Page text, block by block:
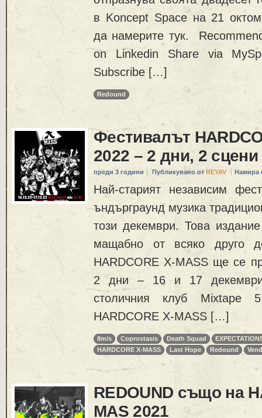
в Koncept Space на 21
да намерите тук.
on Linkedin Share via
Subscribe […]
Redound
Фестивалът
2022 – 2 дни, 2 сцени
преди 3 години Публикувано от REYAV Намира
Най-старият независим
ъндърграунд музика
този декември. Това
мащабно от всяко друго
HARDCORE X-MASS ще се
2 дни – 16 и 17
столичния клуб
HARDCORE X-MASS […]
8m/s Coprostasis Death Squad
HARDCORE X-MASS
Last Hope Redound
REDOUND също на
MAS 2021